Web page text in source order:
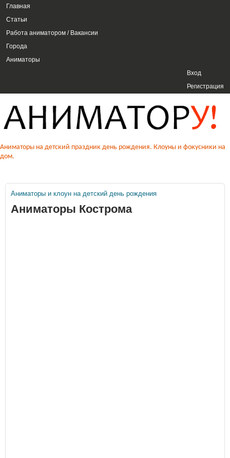
ГЛАВНОЕ МЕНЮ
Главная
Статьи
Работа аниматором / Вакансии
Города
Аниматоры
USER MENU
Вход
Регистрация
Аниматоры на детский
клоуны, фокусники. Аниматору.
РФ
Аниматоры на детский праздник день рождения. Клоуны и фокусники на
дом.
Вы здесь
Аниматоры и клоун на детский день рождения
Аниматоры Кострома